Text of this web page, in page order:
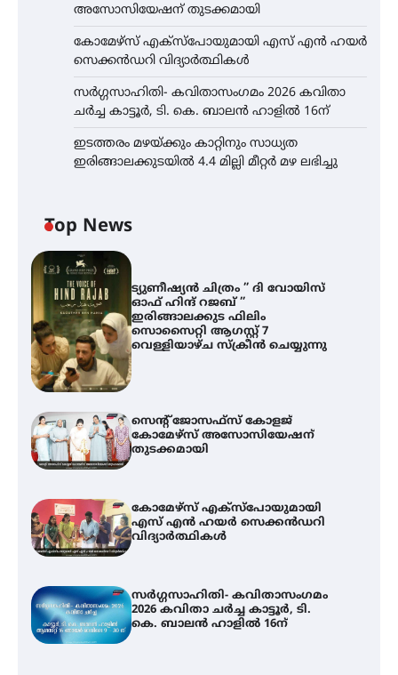
അസോസിയേഷന് തുടക്കമായി
കോമേഴ്സ് എക്സ്പോയുമായി എസ് എൻ ഹയർ
സെക്കൻഡറി വിദ്യാർത്ഥികൾ
സർഗ്ഗസാഹിതി- കവിതാസംഗമം 2026 കവിതാ
ചർച്ച കാട്ടൂർ, ടി. കെ. ബാലൻ ഹാളിൽ 16ന്
ഇടത്തരം മഴയ്ക്കും കാറ്റിനും സാധ്യത
ഇരിങ്ങാലക്കുടയിൽ 4.4 മില്ലി മീറ്റർ മഴ ലഭിച്ചു
Top News
ട്യുണീഷ്യൻ ചിത്രം ” ദി വോയിസ്
ഓഫ് ഹിന്ദ് റജബ് ”
ഇരിങ്ങാലക്കുട ഫിലിം
സൊസൈറ്റി ആഗസ്റ്റ് 7
വെള്ളിയാഴ്ച സ്‌ക്രീൻ ചെയ്യുന്നു
സെന്റ് ജോസഫ്സ് കോളജ്
കോമേഴ്‌സ് അസോസിയേഷന്
തുടക്കമായി
കോമേഴ്സ് എക്സ്പോയുമായി
എസ് എൻ ഹയർ സെക്കൻഡറി
വിദ്യാർത്ഥികൾ
സർഗ്ഗസാഹിതി- കവിതാസംഗമം
2026 കവിതാ ചർച്ച കാട്ടൂർ, ടി.
കെ. ബാലൻ ഹാളിൽ 16ന്